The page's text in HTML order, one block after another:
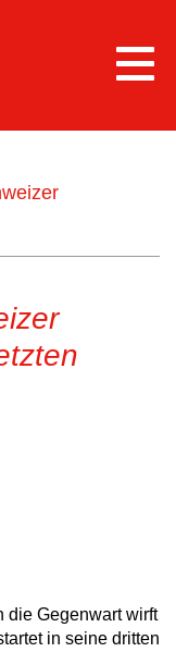
die Gegenwart wirft
in seine dritten